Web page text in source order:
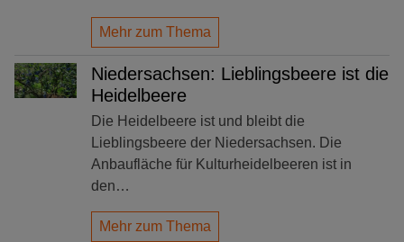
Mehr zum Thema
Niedersachsen: Lieblingsbeere ist die
Heidelbeere
Die Heidelbeere ist und bleibt die
Lieblingsbeere der Niedersachsen. Die
Anbaufläche für Kulturheidelbeeren ist in
den…
Mehr zum Thema